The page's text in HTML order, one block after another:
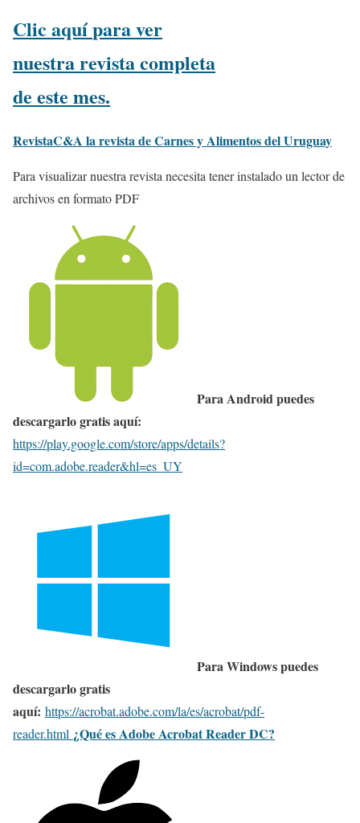
Clic aquíparaver
nuestra revista completa
de este mes.
RevistaC&A la revista deCarnes y Alimentos delUruguay
Para visualizar nuestra revista necesita tener instalado un lector de
archivos en formato PDF
Para Android puedes
descargarlo gratis aquí:
https://play.google.com/store/apps/details?
id=com.adobe.reader&hl=es_UY
Para Windows puedes
descargarlo gratis
aquí: https://acrobat.adobe.com/la/es/acrobat/pdf-
reader.html ¿Qué es Adobe Acrobat Reader DC?